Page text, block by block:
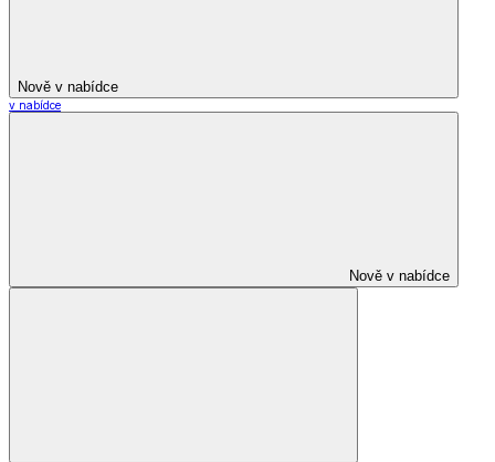
Nově v nabídce
v nabídce
Nově v nabídce